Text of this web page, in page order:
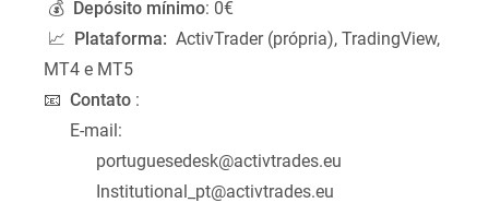
💰 Depósito mínimo: 0€
📈 Plataforma: ActivTrader (própria), TradingView,
MT4 e MT5
📧 Contato :
E-mail:
portuguesedesk@activtrades.eu
Institutional_pt@activtrades.eu